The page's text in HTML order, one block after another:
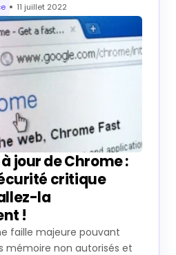
11 juillet 2022
jour de Chrome :
critique
la
!
faille majeure pouvant
mémoire non autorisés et